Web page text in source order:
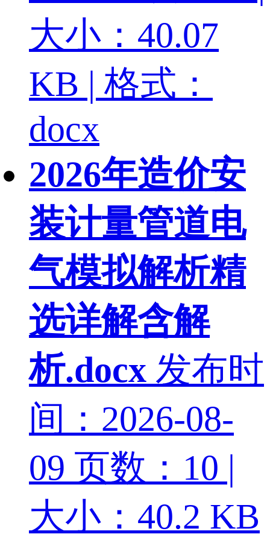
大小：40.07
KB | 格式：
docx
2026年造价安
装计量管道电
气模拟解析精
选详解含解
析.docx 发布时
间：2026-08-
09 页数：10 |
大小：40.2 KB